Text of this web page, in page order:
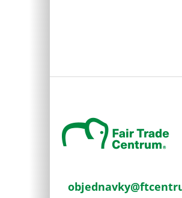
objednavky@